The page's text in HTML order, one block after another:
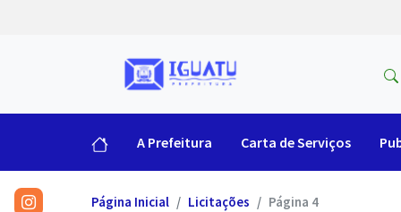
A Prefeitura Carta de Serviços
Página Inicial Licitações Página 4